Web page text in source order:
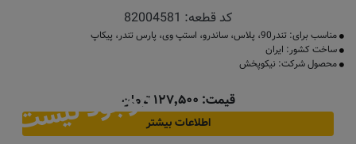
کد قطعه: 82004581
مناسب برای: تندر90، پلاس، ساندرو، استپ وی، پارس تندر، پیکاپ
ساخت کشور: ایران
محصول شرکت: نیکوپخش
قیمت: ۱۲۷٬۵۰۰ تومان
اطلاعات بیشترموجود نیست